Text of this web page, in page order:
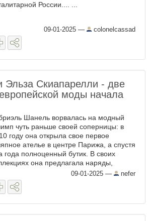
России.... ...
09-01-2025 — colonelcassad
Эльза Скиапарелли - две
моды начала
Шанель ворвалась на модный
чуть раньше своей соперницы: в
году она открыла свое первое
ателье в центре Парижа, а спустя
года полноценный бутик. В своих
она предлагала наряды,
резко отличались от тех, что
аристократки в начале века. ...
09-01-2025 — nefer